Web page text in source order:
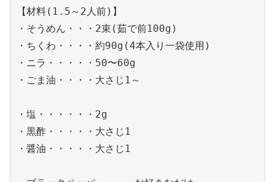
【材料(1.5～2人前)】
・そうめん・・・2束(茹で前100g)
・ちくわ・・・・約90g(4本入り一袋使用)
・ニラ・・・・・50〜60g
・ごま油・・・・大さじ1～
・塩・・・・・・2g
・黒酢・・・・・大さじ1
・醤油・・・・・大さじ1